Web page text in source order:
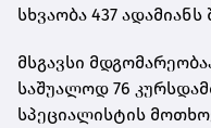
სხვაობა 437 ადამიანს
მსგავსი
საშუალოდ 76
სპეციალისტის